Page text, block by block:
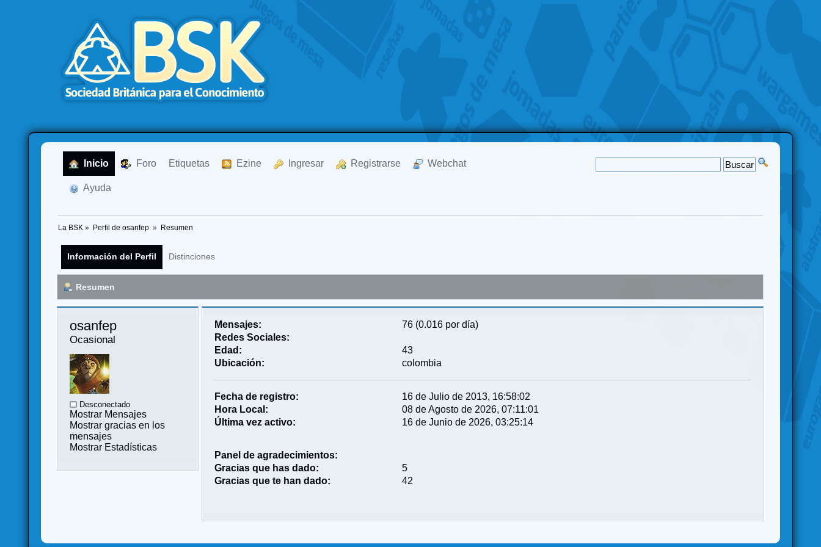
Inicio Foro Etiquetas Ezine Ingresar Registrarse Webchat
Ayuda
La BSK » Perfil de osanfep » Resumen
Información del Perfil Distinciones
Resumen
osanfep
Ocasional
Desconectado
Mostrar Mensajes
Mostrar gracias en los
mensajes
Mostrar Estadísticas
Mensajes:
76 (0.016 por día)
Redes Sociales:
Edad:
43
Ubicación:
colombia
Fecha de registro:
16 de Julio de 2013, 16:58:02
Hora Local:
08 de Agosto de 2026, 07:11:01
Última vez activo:
16 de Junio de 2026, 03:25:14
Panel de agradecimientos:
Gracias que has dado:
5
Gracias que te han dado:
42